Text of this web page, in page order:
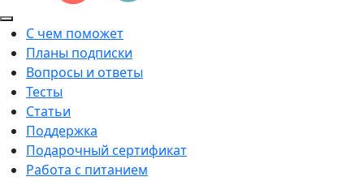
С чем поможет
Планы подписки
Вопросы и ответы
Тесты
Статьи
Поддержка
Подарочный сертификат
Работа с питанием